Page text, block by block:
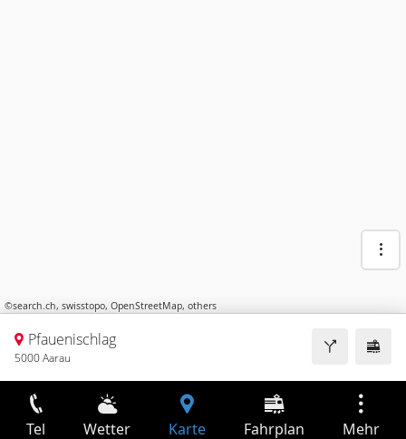
©search.ch, swisstopo, OpenStreetMap, others
Pfauenischlag
5000 Aarau
Tel Wetter Karte Fahrplan Mehr